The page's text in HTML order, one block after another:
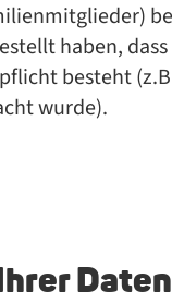
haben,
besteht
wurde).